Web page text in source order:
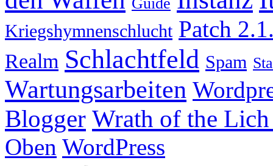
Guide
Kriegshymnenschlucht Patch
Realm Schlachtfeld Spam
Wartungsarbeiten
Blogger Wrath of the
Oben WordPress